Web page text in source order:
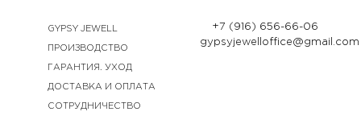
GYPSY JEWELL
ПРОИЗВОДСТВО
ГАРАНТИЯ. УХОД
ДОСТАВКА И ОПЛАТА
СОТРУДНИЧЕСТВО
+7 (916) 656-66-06
gypsyjewelloffice@gmail.com